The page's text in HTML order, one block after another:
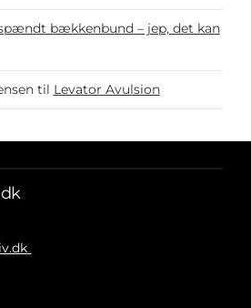
bækkenbund – jep, det kan
til Levator Avulsion